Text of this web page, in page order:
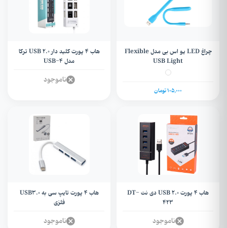
چراغ LED یو اس بی مدل Flexible
USB Light
105,000 تومان
هاب 4 پورت کلید دار USB 2.0 ترکا
مدل USB-4
ناموجود
هاب 4 پورت USB 2.0 دی نت DT-
423
ناموجود
هاب 4 پورت تایپ سی به USB3.0
فلزی
ناموجود